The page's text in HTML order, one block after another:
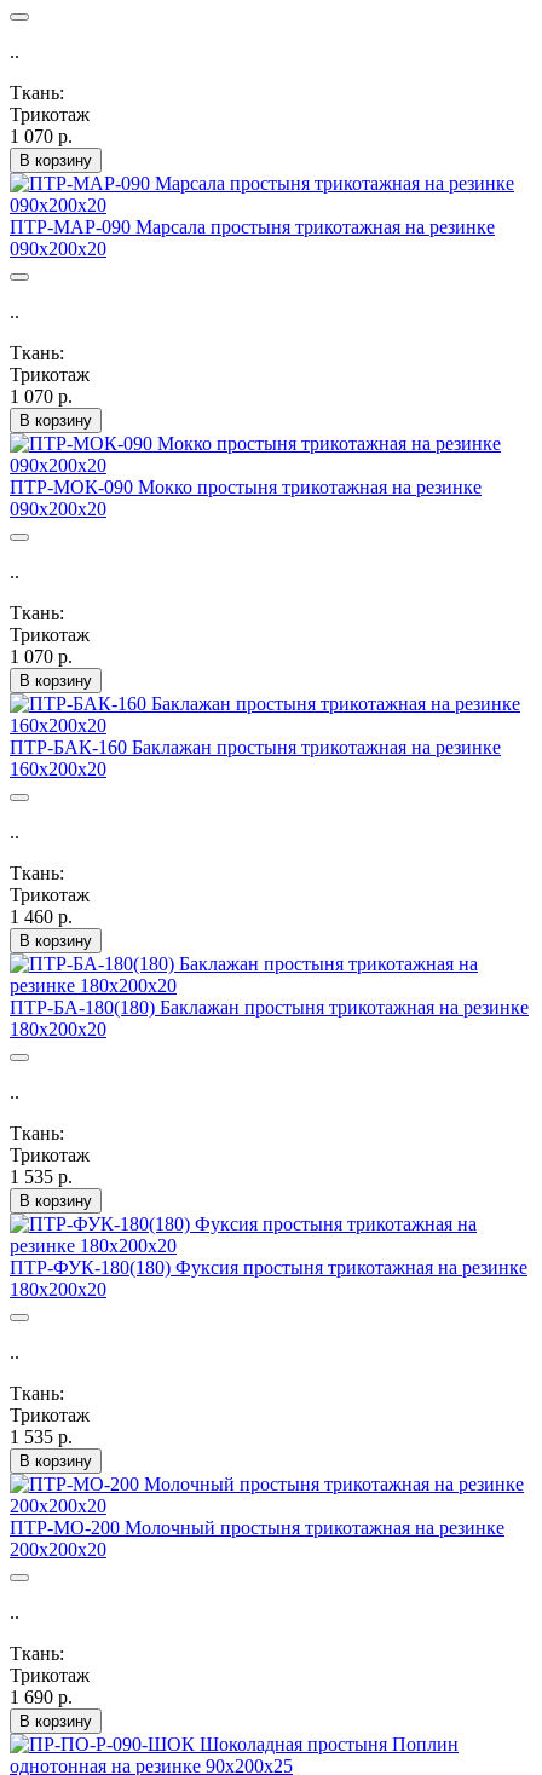
..
Ткань:
Трикотаж
1 070 р.
В корзину
ПТР-МАР-090 Марсала простыня трикотажная на резинке
090х200х20
..
Ткань:
Трикотаж
1 070 р.
В корзину
ПТР-МОК-090 Мокко простыня трикотажная на резинке
090х200х20
..
Ткань:
Трикотаж
1 070 р.
В корзину
ПТР-БАК-160 Баклажан простыня трикотажная на резинке
160х200х20
..
Ткань:
Трикотаж
1 460 р.
В корзину
ПТР-БА-180(180) Баклажан простыня трикотажная на резинке
180х200х20
..
Ткань:
Трикотаж
1 535 р.
В корзину
ПТР-ФУК-180(180) Фуксия простыня трикотажная на резинке
180х200х20
..
Ткань:
Трикотаж
1 535 р.
В корзину
ПТР-МО-200 Молочный простыня трикотажная на резинке
200х200х20
..
Ткань:
Трикотаж
1 690 р.
В корзину